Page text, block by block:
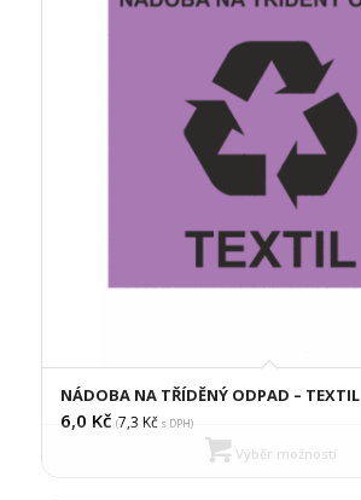
NÁDOBA NA TŘÍDĚNÝ ODPAD – TEXTIL
6,0 Kč (7,3 Kčs DPH)
Výběr možností